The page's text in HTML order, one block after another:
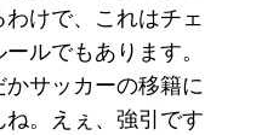
けで、これはチェ
ルでもあります。
サッカーの移籍に
。えぇ、強引です